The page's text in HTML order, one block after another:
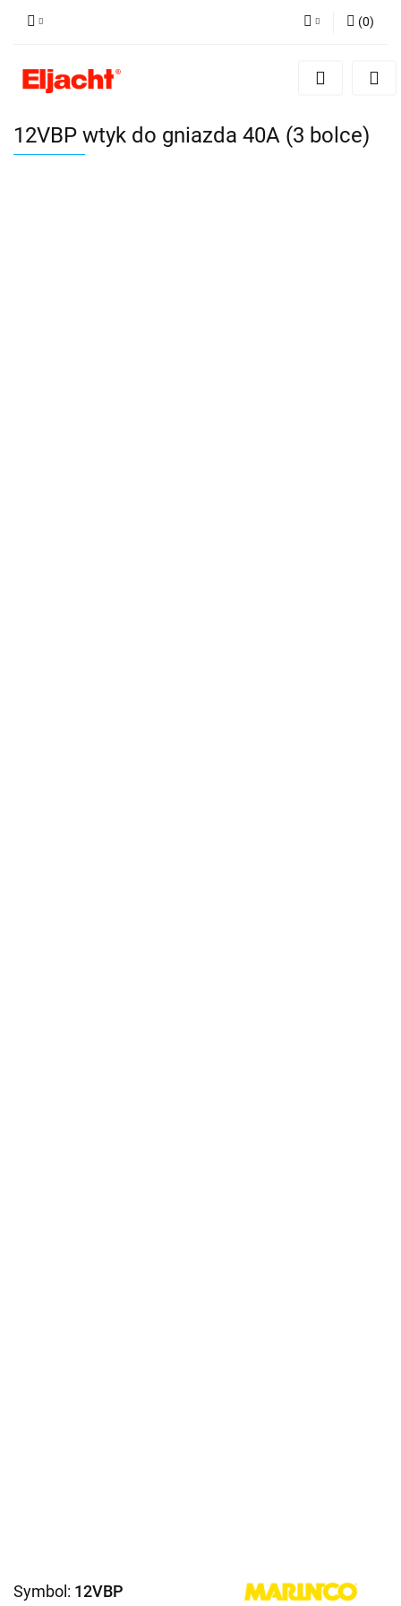
Zaloguj się
(0)
12VBP wtyk do gniazda 40A (3 bolce)
Symbol: 12VBP